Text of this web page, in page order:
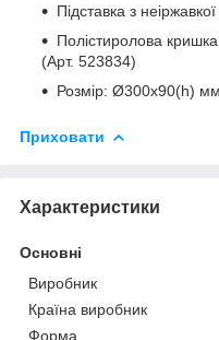
Підставка з неіржавкої
Полістиролова
(Арт. 523834)
Розмір: Ø300x90(h) мм
Приховати
Характеристики
Основні
Виробник
Країна виробник
Форма